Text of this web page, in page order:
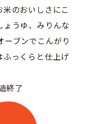
のおいしさにこ
ょうゆ、みりんな
ーブンでこんがり
っくらと仕上げ
終了